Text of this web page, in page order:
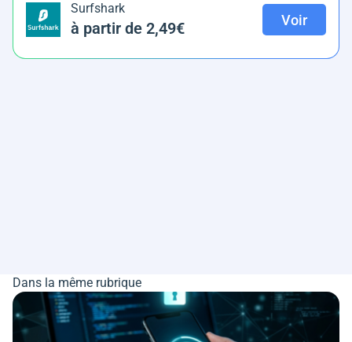
Surfshark
à partir de 2,49€ Voir
Dans la même rubrique